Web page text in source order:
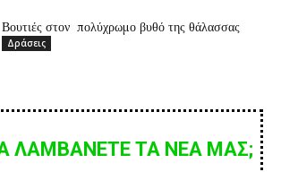
Βουτιές στον πολύχρωμο βυθό της θάλασσας
Δράσεις
ΛΑΜΒΑΝΕΤΕ ΤΑ ΝΕΑ ΜΑΣ;